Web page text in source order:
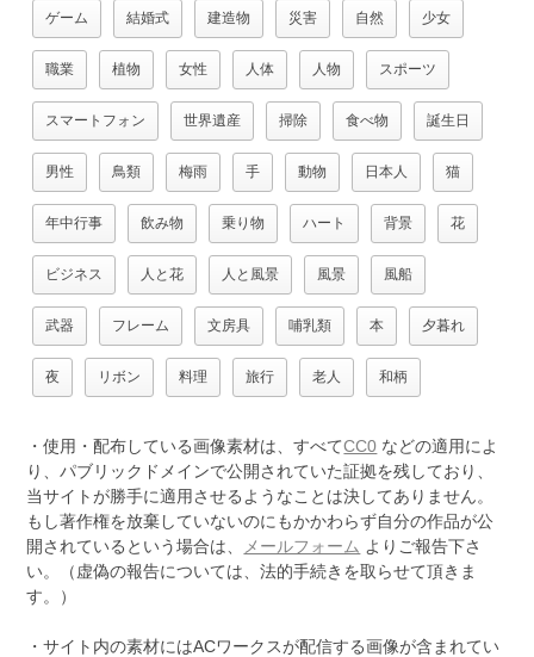
ゲーム 結婚式 建造物 災害 自然 少女
職業 植物 女性 人体 人物 スポーツ
スマートフォン 世界遺産 掃除 食べ物 誕生日
男性 鳥類 梅雨 手 動物 日本人 猫
年中行事 飲み物 乗り物 ハート 背景 花
ビジネス 人と花 人と風景 風景 風船
武器 フレーム 文房具 哺乳類 本 夕暮れ
夜 リボン 料理 旅行 老人 和柄
・使用・配布している画像素材は、すべてCC0 などの適用によ
り、パブリックドメインで公開されていた証拠を残しており、
当サイトが勝手に適用させるようなことは決してありません。
もし著作権を放棄していないのにもかかわらず自分の作品が公
開されているという場合は、
メールフォーム よりご報告下さ
い。（虚偽の報告については、法的手続きを取らせて頂きま
す。）
・サイト内の素材にはACワークスが配信する画像が含まれてい